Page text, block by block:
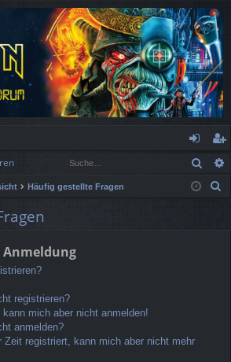
n
m
eg
ist
Häufig gestellte Fragen
registrieren?
mich aber nicht anmelden!
anmelden?
Zeit registriert, kann mich aber nicht mehr